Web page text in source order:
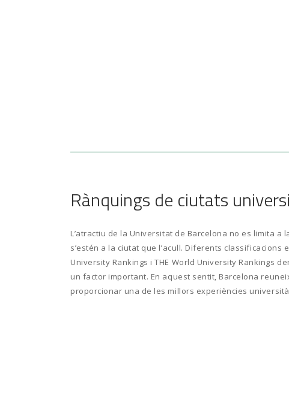
Rànquings de ciutats
L’atractiu de la Universitat de Barcelona no es limita a
s’estén a la ciutat que l’acull. Diferents classificacions
University Rankings i THE World University Rankings
un factor important. En aquest sentit, Barcelona
proporcionar una de les millors experiències